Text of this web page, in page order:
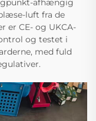
afhængig
luft fra de
er CE- og UKCA-
og testet i
med fuld